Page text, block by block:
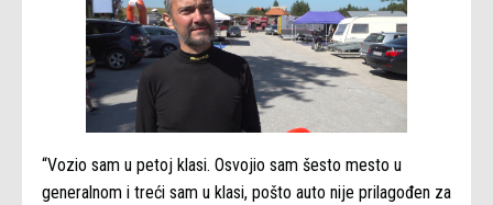
“Vozio sam u petoj klasi. Osvojio sam šesto mesto u
generalnom i treći sam u klasi, pošto auto nije prilagođen za